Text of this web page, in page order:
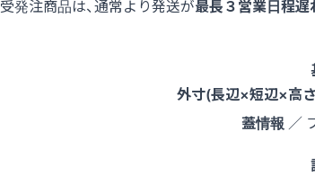
受発注商品は、通常より発送が最長３営業日程遅
外寸(長辺×短辺×高
蓋情報 ／